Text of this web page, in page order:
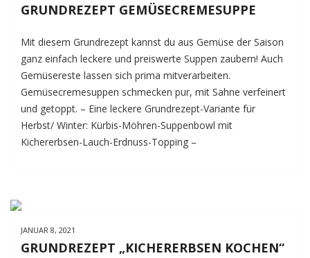
GRUNDREZEPT GEMÜSECREMESUPPE
Mit diesem Grundrezept kannst du aus Gemüse der Saison
ganz einfach leckere und preiswerte Suppen zaubern! Auch
Gemüsereste lassen sich prima mitverarbeiten.
Gemüsecremesuppen schmecken pur, mit Sahne verfeinert
und getoppt. – Eine leckere Grundrezept-Variante für
Herbst/ Winter: Kürbis-Möhren-Suppenbowl mit
Kichererbsen-Lauch-Erdnuss-Topping –
JANUAR 8, 2021
GRUNDREZEPT „KICHERERBSEN KOCHEN“